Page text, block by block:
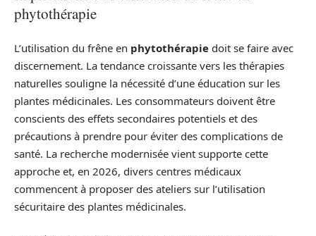
phytothérapie
L’utilisation du frêne en phytothérapie doit se faire avec
discernement. La tendance croissante vers les thérapies
naturelles souligne la nécessité d’une éducation sur les
plantes médicinales. Les consommateurs doivent être
conscients des effets secondaires potentiels et des
précautions à prendre pour éviter des complications de
santé. La recherche modernisée vient supporte cette
approche et, en 2026, divers centres médicaux
commencent à proposer des ateliers sur l’utilisation
sécuritaire des plantes médicinales.